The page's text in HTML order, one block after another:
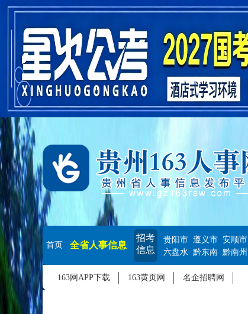
首页 全省人事信息
招考
信息
贵阳市 遵义市 安顺市
六盘水 黔东南 黔南州
163网APP下载 163黄页网 名企招聘网